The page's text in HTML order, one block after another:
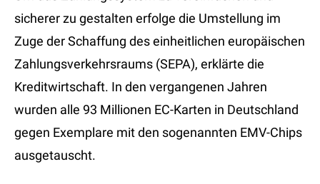
sicherer zu gestalten erfolge die Umstellung im
Zuge der Schaffung des einheitlichen europäischen
Zahlungsverkehrsraums (SEPA), erklärte die
Kreditwirtschaft. In den vergangenen Jahren
wurden alle 93 Millionen EC-Karten in Deutschland
gegen Exemplare mit den sogenannten EMV-Chips
ausgetauscht.